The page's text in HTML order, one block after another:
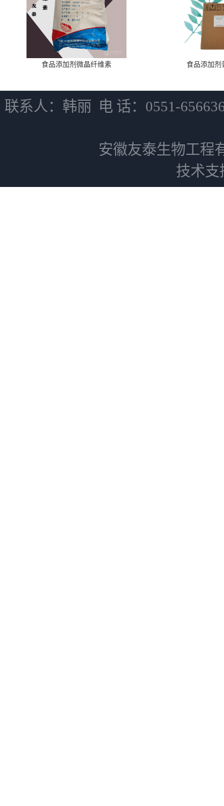
食品添加剂微晶纤维素 食品添加剂
联系人：韩丽 电 话：0551-
安徽友泰生物工程
技术